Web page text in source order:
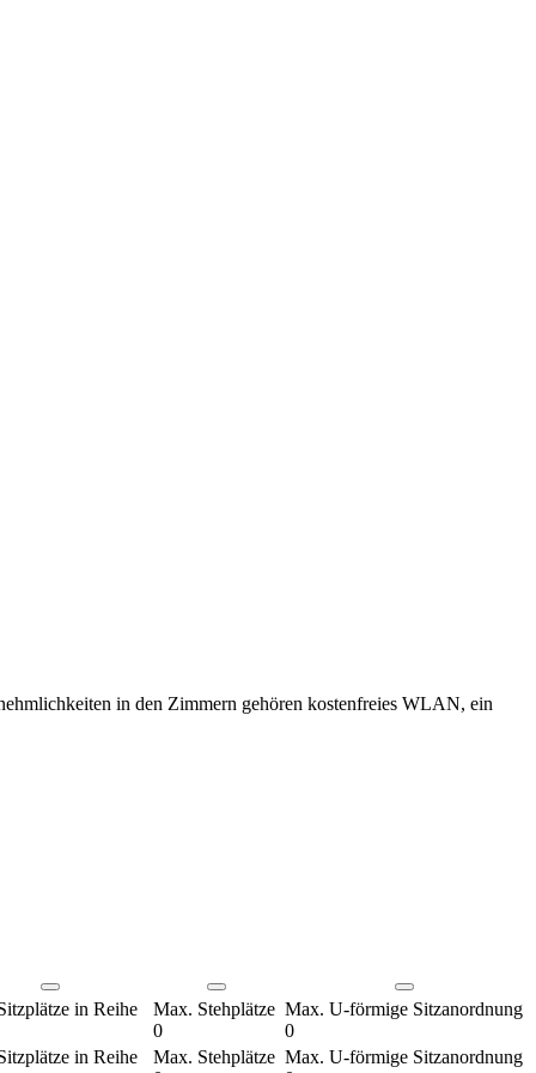
in den Zimmern gehören kostenfreies WLAN, ein
in Reihe
Max. Stehplätze
0
Max. U-förmige Sitzanordnung
0
in Reihe
Max. Stehplätze Max. U-förmige Sitzanordnung